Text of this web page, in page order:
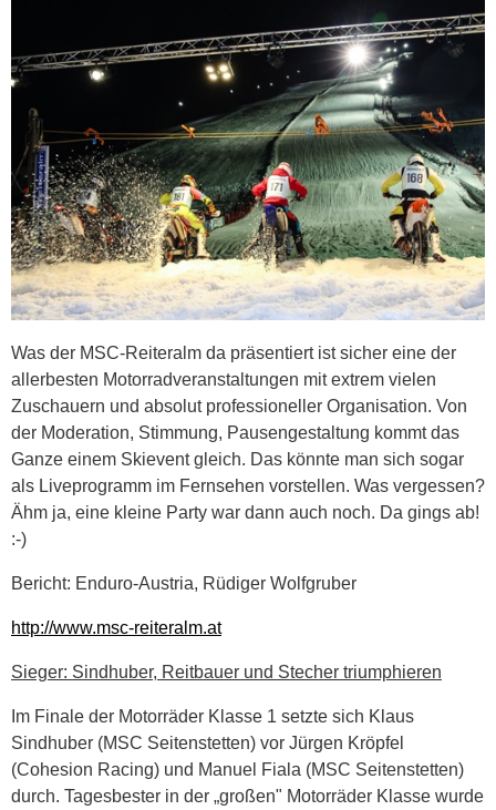
Was der MSC-Reiteralm da präsentiert ist sicher eine der
allerbesten Motorradveranstaltungen mit extrem vielen
Zuschauern und absolut professioneller Organisation. Von
der Moderation, Stimmung, Pausengestaltung kommt das
Ganze einem Skievent gleich. Das könnte man sich sogar
als Liveprogramm im Fernsehen vorstellen. Was vergessen?
Ähm ja, eine kleine Party war dann auch noch. Da gings ab!
:-)
Bericht: Enduro-Austria, Rüdiger Wolfgruber
http://www.msc-reiteralm.at
Sieger: Sindhuber, Reitbauer und Stecher triumphieren
Im Finale der Motorräder Klasse 1 setzte sich Klaus
Sindhuber (MSC Seitenstetten) vor Jürgen Kröpfel
(Cohesion Racing) und Manuel Fiala (MSC Seitenstetten)
durch. Tagesbester in der „großen" Motorräder Klasse wurde